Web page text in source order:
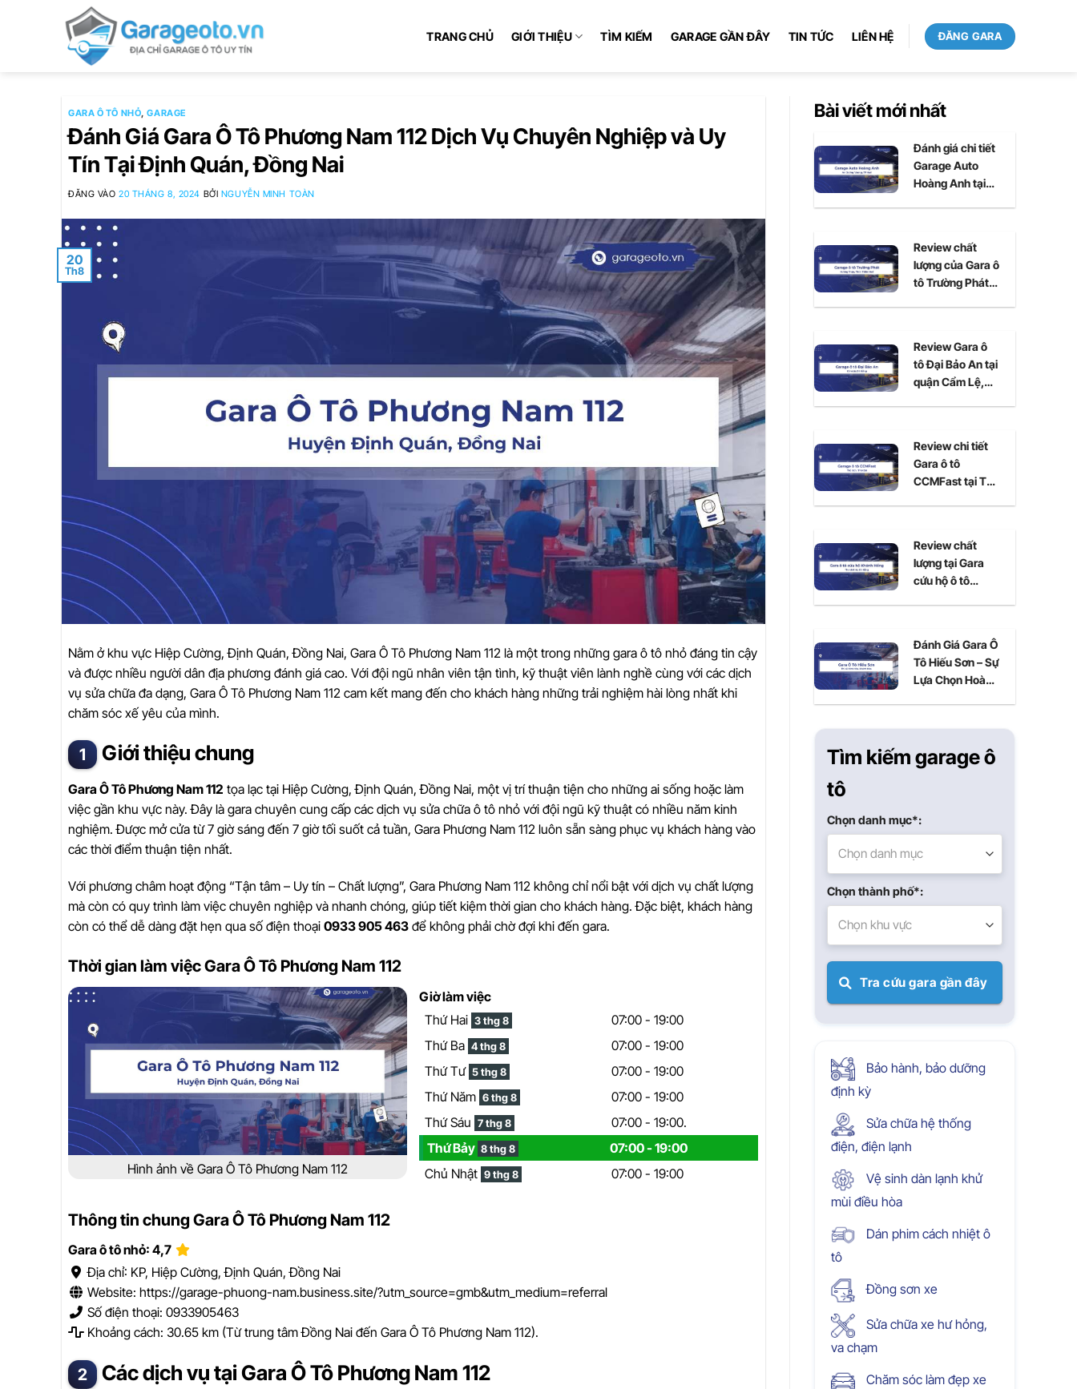
TRANG CHỦ GIỚI THIỆU TÌM KIẾM GARAGE GẦN ĐÂY TIN TỨC LIÊN HỆ ĐĂNG GARA
GARA Ô TÔ NHỎ,GARAGE
Đánh Giá Gara Ô Tô Phương Nam 112 Dịch Vụ Chuyên Nghiệp và Uy
Tín Tại Định Quán, Đồng Nai
ĐĂNG VÀO20 THÁNG 8, 2024 BỞI NGUYỄN MINH TOÀN
20
Th8
Nằm ở khu vực Hiệp Cường, Định Quán, Đồng Nai, Gara Ô Tô Phương Nam 112 là một trong những gara ô tô nhỏ đáng tin cậy
và được nhiều người dân địa phương đánh giá cao. Với đội ngũ nhân viên tận tình, kỹ thuật viên lành nghề cùng với các dịch
vụ sửa chữa đa dạng, Gara Ô Tô Phương Nam 112 cam kết mang đến cho khách hàng những trải nghiệm hài lòng nhất khi
chăm sóc xế yêu của mình.
Giới thiệu chung
Gara Ô Tô Phương Nam 112 tọa lạc tại Hiệp Cường, Định Quán, Đồng Nai, một vị trí thuận tiện cho những ai sống hoặc làm
việc gần khu vực này. Đây là gara chuyên cung cấp các dịch vụ sửa chữa ô tô nhỏ với đội ngũ kỹ thuật có nhiều năm kinh
nghiệm. Được mở cửa từ 7 giờ sáng đến 7 giờ tối suốt cả tuần, Gara Phương Nam 112 luôn sẵn sàng phục vụ khách hàng vào
các thời điểm thuận tiện nhất.
Với phương châm hoạt động “Tận tâm – Uy tín – Chất lượng”, Gara Phương Nam 112 không chỉ nổi bật với dịch vụ chất lượng
mà còn có quy trình làm việc chuyên nghiệp và nhanh chóng, giúp tiết kiệm thời gian cho khách hàng. Đặc biệt, khách hàng
còn có thể dễ dàng đặt hẹn qua số điện thoại 0933 905 463 để không phải chờ đợi khi đến gara.
Thời gian làm việc Gara Ô Tô Phương Nam 112
Hình ảnh về Gara Ô Tô Phương Nam 112
Giờ làm việc
Thứ Hai 3 thg 8
07:00 - 19:00
Thứ Ba 4 thg 8
07:00 - 19:00
Thứ Tư 5 thg 8
07:00 - 19:00
Thứ Năm 6 thg 8
07:00 - 19:00
Thứ Sáu 7 thg 8
07:00 - 19:00.
Thứ Bảy 8 thg 8
07:00 - 19:00
Chủ Nhật 9 thg 8 07:00 - 19:00
Thông tin chung Gara Ô Tô Phương Nam 112
Gara ô tô nhỏ: 4,7
Địa chỉ: KP, Hiệp Cường, Định Quán, Đồng Nai
Website: https://garage-phuong-nam.business.site/?utm_source=gmb&utm_medium=referral
Số điện thoại: 0933905463
Khoảng cách: 30.65 km (Từ trung tâm Đồng Nai đến Gara Ô Tô Phương Nam 112).
Các dịch vụ tại Gara Ô Tô Phương Nam 112
Bài viết mới nhất
Đánh giá chi tiết
Garage Auto
Hoàng Anh tại
Review chất
lượng của Gara ô
tô Trường Phát
Review Gara ô
tô Đại Bảo An tại
quận Cẩm Lệ,
Review chi tiết
Gara ô tô
CCMFast tại Thủ
Review chất
lượng tại Gara
cứu hộ ô tô
Đánh Giá Gara Ô
Tô Hiếu Sơn – Sự
Lựa Chọn Hoàn
Tìm kiếm garage ô
tô
Chọn danh mục*:
Chọn danh mục
Chọn thành phố*:
Chọn khu vực
Tra cứu gara gần đây
Bảo hành, bảo dưỡng
định kỳ
Sửa chữa hệ thống
điện, điện lạnh
Vệ sinh dàn lạnh khử
mùi điều hòa
Dán phim cách nhiệt ô
tô
Đồng sơn xe
Sửa chữa xe hư hỏng,
va chạm
Chăm sóc làm đẹp xe